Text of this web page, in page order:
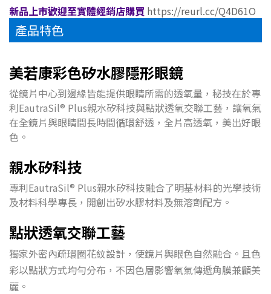
新品上市歡迎至實體經銷店購買 https://reurl.cc/Q4D61O
產品特色
美若康彩色矽水膠隱形眼鏡
從鏡片中心到邊緣皆能提供眼睛所需的透氧量，秘技在於專
利EautraSil® Plus親水矽科技與點狀透氧交聯工藝，讓氧氣
在全鏡片與眼睛間長時間循環舒透，全片高透氧，美出好眼
色。
親水矽科技
專利EautraSil® Plus親水矽科技融合了明基材料的光學技術
及材料科學專長，開創出矽水膠材料及無溶劑配方。
點狀透氧交聯工藝
獨家外密內疏環圈花紋設計，使鏡片與眼色自然融合。且色
彩以點狀方式均勻分布，不因色層影響氧氣傳遞角膜兼顧美
麗。